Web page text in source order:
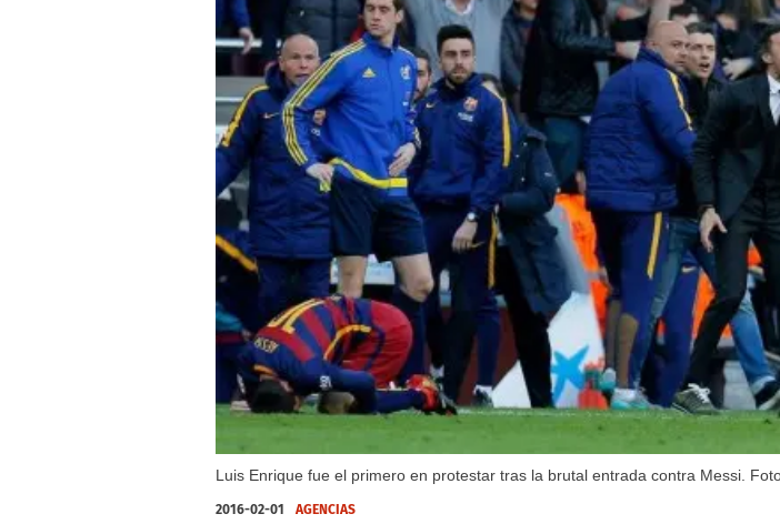
Luis Enrique fue el primero en protestar tras la brutal entrada contra Messi.
2016-02-01 AGENCIAS